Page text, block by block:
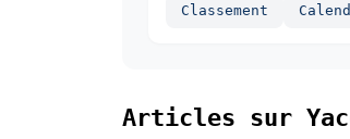
Classement
Articles sur